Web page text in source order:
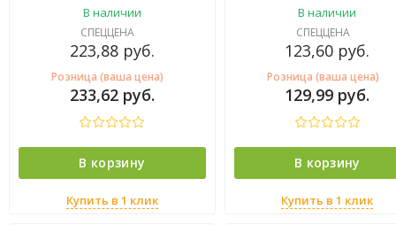
В наличии
СПЕЦЦЕНА
223,88 руб.
Розница (ваша цена)
233,62 руб.
В корзину
Купить в 1 клик
В наличии
СПЕЦЦЕНА
123,60 руб.
Розница (ваша цена)
129,99 руб.
В корзину
Купить в 1 клик